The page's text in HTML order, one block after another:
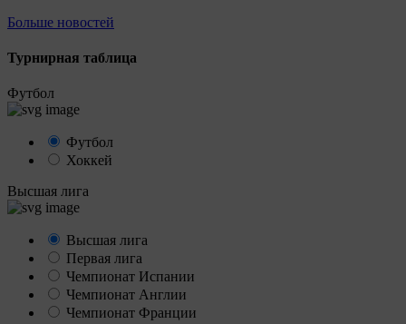
Больше новостей
Турнирная таблица
Футбол
Футбол
Хоккей
Высшая лига
Высшая лига
Первая лига
Чемпионат Испании
Чемпионат Англии
Чемпионат Франции